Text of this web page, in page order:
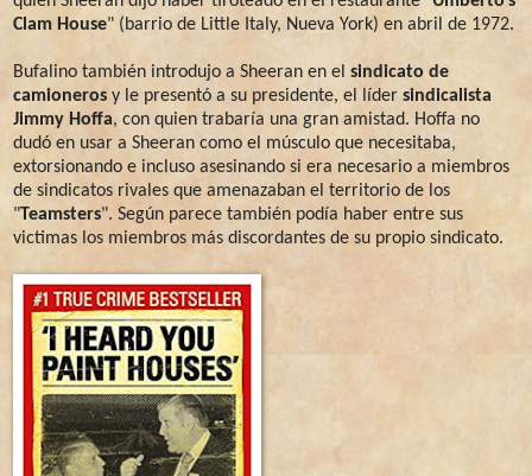
Clam House" (barrio de Little Italy, Nueva York) en abril de 1972.
Bufalino también introdujo a Sheeran en el sindicato de
camioneros y le presentó a su presidente, el líder sindicalista
Jimmy Hoffa, con quien trabaría una gran amistad. Hoffa no
dudó en usar a Sheeran como el músculo que necesitaba,
extorsionando e incluso asesinando si era necesario a miembros
de sindicatos rivales que amenazaban el territorio de los
"Teamsters". Según parece también podía haber entre sus
victimas los miembros más discordantes de su propio sindicato.